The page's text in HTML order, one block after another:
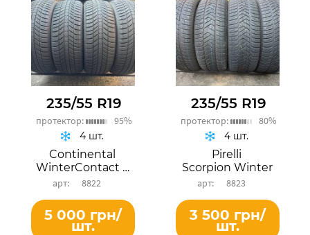
235/55 R19
протектор: 95%
Continental
WinterContact TS 870P
8822
4 шт.
5 000 грн/
шт.
235/55 R19
протектор: 80%
Pirelli
Scorpion Winter
8823
4 шт.
3 500 грн/
шт.